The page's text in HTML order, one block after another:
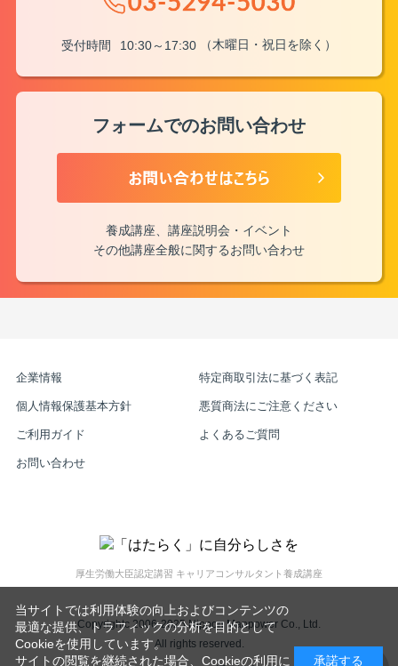
受付時間 10:30～17:30 （木曜日・祝日を除く）
フォームでのお問い合わせ
養成講座、講座説明会・イベント
その他講座全般に関するお問い合わせ
厚生労働大臣認定講習 キャリアコンサルタント養成講座
企業情報 特定商取引法に基づく表記
個人情報保護基本方針 悪質商法にご注意ください
ご利用ガイド よくあるご質問
お問い合わせ
Copyrightc 2006-2025 Nippon Manpower Co., Ltd.
All rights reserved.
当サイトでは利用体験の向上およびコンテンツの
最適な提供、トラフィックの分析を目的として
Cookieを使用しています。
サイトの閲覧を継続された場合、Cookieの利用に
承諾する